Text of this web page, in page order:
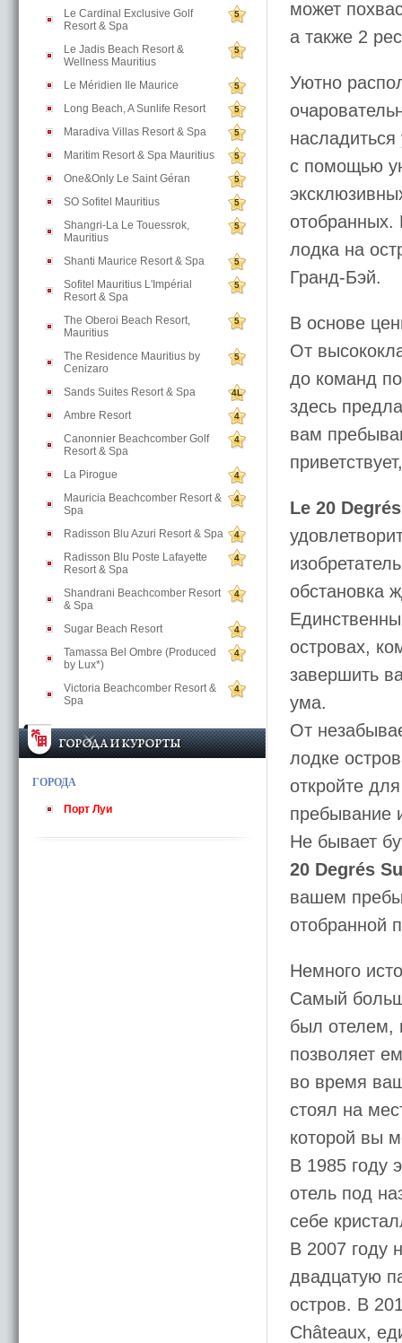
Le Cardinal Exclusive Golf
Resort & Spa
5
Le Jadis Beach Resort &
Wellness Mauritius
5
Le Méridien Ile Maurice 5
Long Beach, A Sunlife Resort 5
Maradiva Villas Resort & Spa 5
Maritim Resort & Spa Mauritius 5
One&Only Le Saint Géran 5
SO Sofitel Mauritius 5
Shangri-La Le Touessrok,
Mauritius
5
Shanti Maurice Resort & Spa 5
Sofitel Mauritius L'Impérial
Resort & Spa
5
The Oberoi Beach Resort,
Mauritius
5
The Residence Mauritius by
Cenizaro
5
Sands Suites Resort & Spa 4L
Ambre Resort 4
Canonnier Beachcomber Golf
Resort & Spa
4
La Pirogue 4
Mauricia Beachcomber Resort &
Spa
4
Radisson Blu Azuri Resort & Spa 4
Radisson Blu Poste Lafayette
Resort & Spa
4
Shandrani Beachcomber Resort
& Spa
4
Sugar Beach Resort 4
Tamassa Bel Ombre (Produced
by Lux*)
4
Victoria Beachcomber Resort &
Spa
4
ГОРОДА
Порт Луи
может
а также 2
Уютно
с помощью
отобранных.
лодка на
Гранд-Бэй.
В основе
От
до команд
здесь
вам
Le 20
обстановка
островах,
завершить
ума.
От
лодке
откройте
пребывание
Не бывает
20 Degrés
вашем
отобранной
Немного
Самый
был отелем,
позволяет
во время
стоял на
которой вы
В 1985 году
отель под
себе
В 2007 году
двадцатую
остров. В
Châteaux,